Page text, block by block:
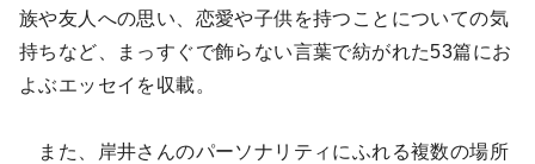
族や友人への思い、恋愛や子供を持つことについての気
持ちなど、まっすぐで飾らない言葉で紡がれた53篇にお
よぶエッセイを収載。
また、岸井さんのパーソナリティにふれる複数の場所